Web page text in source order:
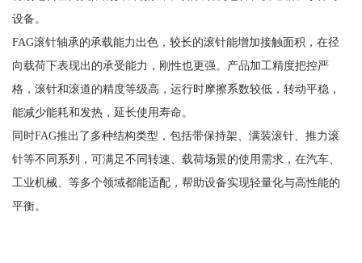
设备。
FAG滚针轴承的承载能力出色，较长的滚针能增加接触面积，在径
向载荷下表现出的承受能力，刚性也更强。产品加工精度把控严
格，滚针和滚道的精度等级高，运行时摩擦系数较低，转动平稳，
能减少能耗和发热，延长使用寿命。
同时FAG推出了多种结构类型，包括带保持架、满装滚针、推力滚
针等不同系列，可满足不同转速、载荷场景的使用需求，在汽车、
工业机械、等多个领域都能适配，帮助设备实现轻量化与高性能的
平衡。